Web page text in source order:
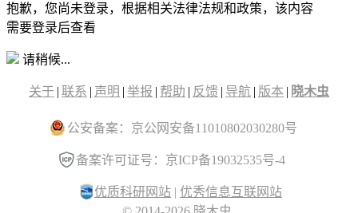
抱歉，您尚未登录，根据相关法律法规和政策，该内容
需要登录后查看
请稍候...
关于 | 联系 | 声明 | 举报 | 帮助 | 反馈 | 导航 | 版本 | 晓木虫
公安备案：京公网安备11010802030280号
备案许可证号：京ICP备19032535号-4
优质科研网站 | 优秀信息互联网站